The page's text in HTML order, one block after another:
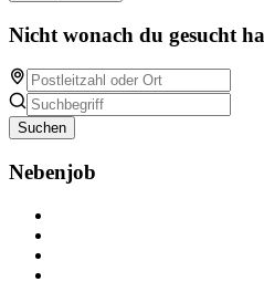
Nicht wonach du gesucht
Suchen
Nebenjob